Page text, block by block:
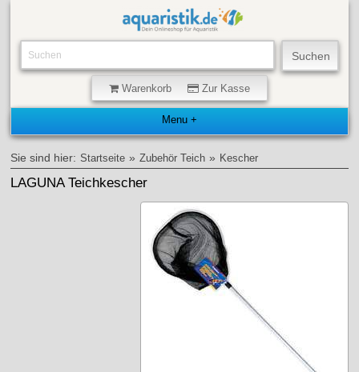
Warenkorb Zur Kasse
Sie sind hier: Startseite » Zubehör Teich » Kescher
LAGUNA Teichkescher